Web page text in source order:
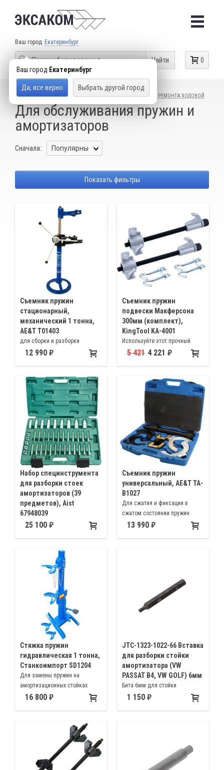
Ваш город Екатеринбург
Ваш город Екатеринбург
Да, все верно Выбрать другой город
0
Найти
КАТАЛОГ ТОВАРОВ СПЕЦИАЛЬНЫЙ ИНСТРУМЕНТ ДЛЯ РЕМОНТА ХОДОВОЙ
Сначала:
Для обслуживания пружин и
амортизаторов
Показать фильтры
Съемник пружин
стационарный,
механический 1 тонна,
AE&T T01403
для сборки и разборки
амортизаторной стойки
12 990
Cъемник пружин
подвески Макферсона
300мм (комплект),
KingTool KA-4001
Используйте этот прочный
инструмент для быстрой и
диаметр витка < 6". Толщина
прутка пружины < 5/8"
5 421 4 221
Набор специнструмента
для разборки стоек
амортизаторов (39
предметов), Aist
67948039
Комплект фиксации штока
или затягивании крепежной
гайки штока
динамометрическим ключом
на амортизационных стойках
типа Макферсона
25 100
Съемник пружин
универсальный, AE&T TA-
B1027
Для сжатия и фиксации в
сжатом состоянии пружин
подвески автомобиля типа
13 990
Стяжка пружин
гидравлическая 1 тонна,
Станкоимпорт SD1204
Для замены пружин на
амортизационных стойках
легковых автомобилей,
16 800
JTC-1323-1022-66 Вставка
для разборки стойки
амортизатора (VW
PASSAT B4, VW GOLF) 6мм
Бита 6мм для стойки
амортизатора Фольксваген
1 150